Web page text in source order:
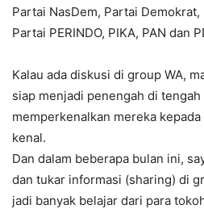
Partai NasDem, Partai Demokrat,
Partai PERINDO, PIKA, PAN dan
Kalau ada diskusi di group WA,
siap menjadi penengah di
memperkenalkan mereka
kenal.
Dan dalam beberapa bulan ini,
dan tukar informasi (sharing) di
jadi banyak belajar dari para